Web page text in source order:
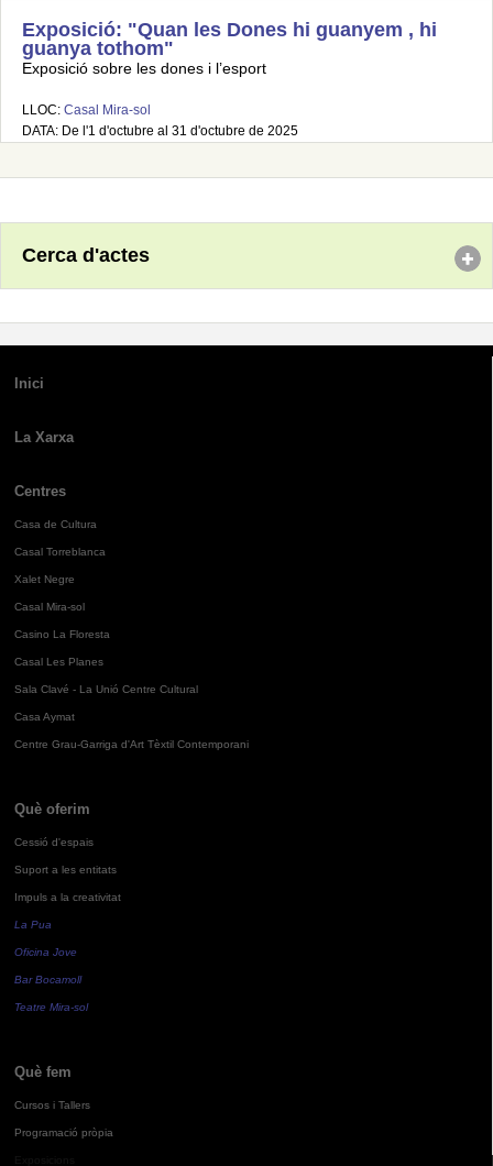
Exposició: "Quan les Dones hi guanyem , hi
guanya tothom"
Exposició sobre les dones i l’esport
LLOC: Casal Mira-sol
DATA: De l'1 d'octubre al 31 d'octubre de 2025
Cerca d'actes
Inici
La Xarxa
Centres
Casa de Cultura
Casal Torreblanca
Xalet Negre
Casal Mira-sol
Casino La Floresta
Casal Les Planes
Sala Clavé - La Unió Centre Cultural
Casa Aymat
Centre Grau-Garriga d'Art Tèxtil Contemporani
Què oferim
Cessió d'espais
Suport a les entitats
Impuls a la creativitat
La Pua
Oficina Jove
Bar Bocamoll
Teatre Mira-sol
Què fem
Cursos i Tallers
Programació pròpia